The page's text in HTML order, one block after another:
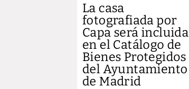
La casa
fotografiada por
Capa será incluida
en el Catálogo de
Bienes Protegidos
del Ayuntamiento
de Madrid